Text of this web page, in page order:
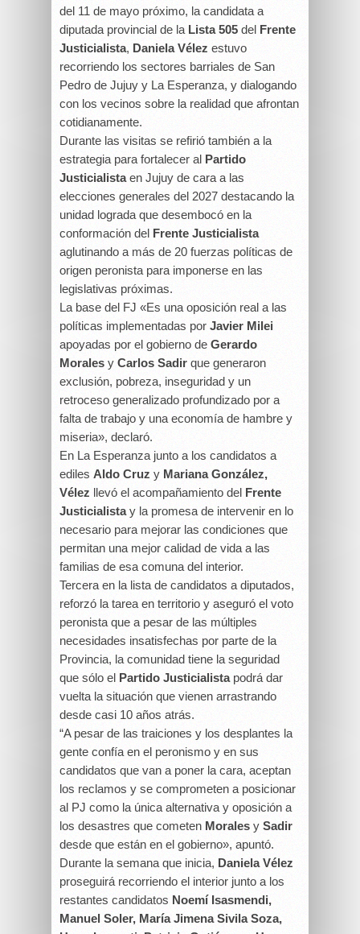
del 11 de mayo próximo, la candidata a
diputada provincial de la Lista 505 del Frente
Justicialista, Daniela Vélez estuvo
recorriendo los sectores barriales de San
Pedro de Jujuy y La Esperanza, y dialogando
con los vecinos sobre la realidad que afrontan
cotidianamente.
Durante las visitas se refirió también a la
estrategia para fortalecer al Partido
Justicialistaen Jujuy de cara a las
elecciones generales del 2027 destacando la
unidad lograda que desembocó en la
conformación del Frente Justicialista
aglutinando a más de 20 fuerzas políticas de
origen peronista para imponerse en las
legislativas próximas.
La base del FJ «Es una oposición real a las
políticas implementadas por Javier Milei
apoyadas por el gobierno de Gerardo
Morales y Carlos Sadir que generaron
exclusión, pobreza, inseguridad y un
retroceso generalizado profundizado por a
falta de trabajo y una economía de hambre y
miseria», declaró.
En La Esperanza junto a los candidatos a
ediles Aldo Cruz y Mariana González,
Vélez llevó el acompañamiento del Frente
Justicialistay la promesa de intervenir en lo
necesario para mejorar las condiciones que
permitan una mejor calidad de vida a las
familias de esa comuna del interior.
Tercera en la lista de candidatos a diputados,
reforzó la tarea en territorio y aseguró el voto
peronista que a pesar de las múltiples
necesidades insatisfechas por parte de la
Provincia, la comunidad tiene la seguridad
que sólo el Partido Justicialistapodrá dar
vuelta la situación que vienen arrastrando
desde casi 10 años atrás.
“A pesar de las traiciones y los desplantes la
gente confía en el peronismo y en sus
candidatos que van a poner la cara, aceptan
los reclamos y se comprometen a posicionar
al PJ como la única alternativa y oposición a
los desastres que cometen Morales y Sadir
desde que están en el gobierno», apuntó.
Durante la semana que inicia, Daniela Vélez
proseguirá recorriendo el interior junto a los
restantes candidatos Noemí Isasmendi,
Manuel Soler, María Jimena Sivila Soza,